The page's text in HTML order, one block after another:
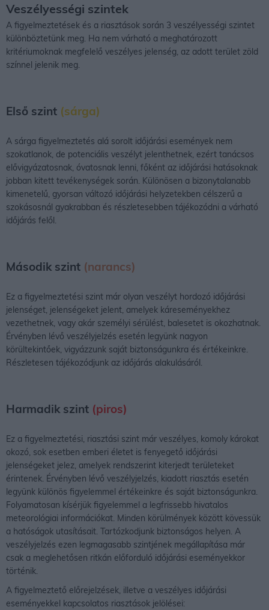
Veszélyességi szintek
A figyelmeztetések és a riasztások során 3 veszélyességi szintet
különböztetünk meg. Ha nem várható a meghatározott
kritériumoknak megfelelő veszélyes jelenség, az adott terület zöld
színnel jelenik meg.
Első szint (sárga)
A sárga figyelmeztetés alá sorolt időjárási események nem
szokatlanok, de potenciális veszélyt jelenthetnek, ezért tanácsos
elővigyázatosnak, óvatosnak lenni, főként az időjárási hatásoknak
jobban kitett tevékenységek során. Különösen a bizonytalanabb
kimenetelű, gyorsan változó időjárási helyzetekben célszerű a
szokásosnál gyakrabban és részletesebben tájékozódni a várható
időjárás felől.
Második szint (narancs)
Ez a figyelmeztetési szint már olyan veszélyt hordozó időjárási
jelenséget, jelenségeket jelent, amelyek káreseményekhez
vezethetnek, vagy akár személyi sérülést, balesetet is okozhatnak.
Érvényben lévő veszélyjelzés esetén legyünk nagyon
körültekintőek, vigyázzunk saját biztonságunkra és értékeinkre.
Részletesen tájékozódjunk az időjárás alakulásáról.
Harmadik szint (piros)
Ez a figyelmeztetési, riasztási szint már veszélyes, komoly károkat
okozó, sok esetben emberi életet is fenyegető időjárási
jelenségeket jelez, amelyek rendszerint kiterjedt területeket
érintenek. Érvényben lévő veszélyjelzés, kiadott riasztás esetén
legyünk különös figyelemmel értékeinkre és saját biztonságunkra.
Folyamatosan kísérjük figyelemmel a legfrissebb hivatalos
meteorológiai információkat. Minden körülmények között kövessük
a hatóságok utasításait. Tartózkodjunk biztonságos helyen. A
veszélyjelzés ezen legmagasabb szintjének megállapítása már
csak a meglehetősen ritkán előforduló időjárási eseményekkor
történik.
A figyelmeztető előrejelzések, illetve a veszélyes időjárási
eseményekkel kapcsolatos riasztások jelölései: